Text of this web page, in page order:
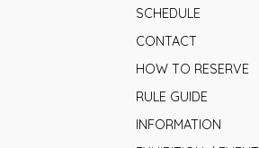
SCHEDULE
CONTACT
HOW TO RESERVE
RULE GUIDE
INFORMATION